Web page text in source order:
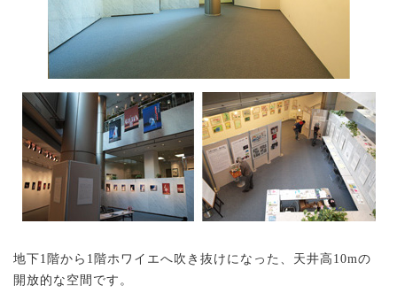
地下1階から1階ホワイエへ吹き抜けになった、天井高10mの
開放的な空間です。